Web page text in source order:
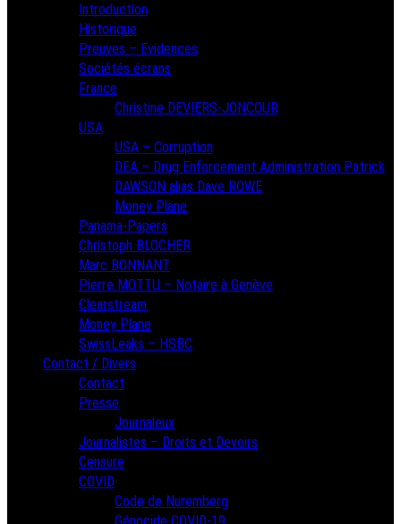
Introduction
Historique
Preuves – Evidences
Sociétés écrans
France
Christine DEVIERS-JONCOUR
USA
USA – Corruption
DEA – Drug Enforcement Administration Patrick
DAWSON alias Dave ROWE
Money Plane
Panama-Papers
Christoph BLOCHER
Marc BONNANT
Pierre MOTTU – Notaire à Genève
Clearstream
Money Plane
SwissLeaks – HSBC
Contact / Divers
Contact
Presse
Journaleux
Journalistes – Droits et Devoirs
Censure
COVID
Code de Nuremberg